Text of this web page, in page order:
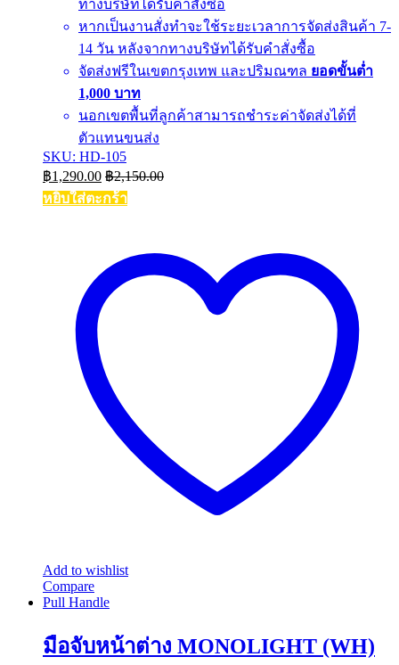
ทางบริษัทได้รับคำสั่งซื้อ
หากเป็นงานสั่งทำจะใช้ระยะเวลาการจัดส่งสินค้า 7-
14 วัน หลังจากทางบริษัทได้รับคำสั่งซื้อ
จัดส่งฟรีในเขตกรุงเทพ และปริมณฑล ยอดขั้นต่ำ
1,000 บาท
นอกเขตพื้นที่ลูกค้าสามารถชำระค่าจัดส่งได้ที่
ตัวแทนขนส่ง
SKU: HD-105
฿1,290.00 ฿2,150.00
หยิบใส่ตะกร้า
Add to wishlist
Compare
Pull Handle
มือจับหน้าต่าง MONOLIGHT (WH)